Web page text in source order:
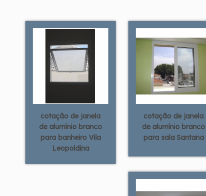
cotação de janela
de alumínio branco
para banheiro Vila
Leopoldina
cotação de janela
de alumínio branco
para sala Santana